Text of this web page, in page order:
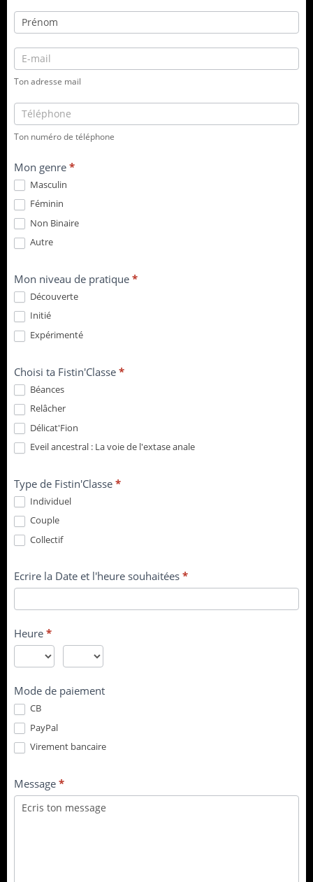
Ton adresse mail
Ton numéro de téléphone
Mon genre *
Masculin
Féminin
Non Binaire
Autre
Mon niveau de pratique *
Découverte
Initié
Expérimenté
Choisi ta Fistin'Classe *
Béances
Relâcher
Délicat'Fion
Eveil ancestral : La voie de l'extase anale
Type de Fistin'Classe *
Individuel
Couple
Collectif
Ecrire la Date et l'heure souhaitées *
Heure *
Mode de paiement
CB
PayPal
Virement bancaire
Message *